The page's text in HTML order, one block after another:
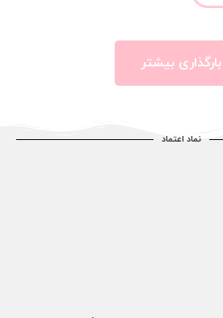
بارگذاری بیشتر
نماد اعتماد